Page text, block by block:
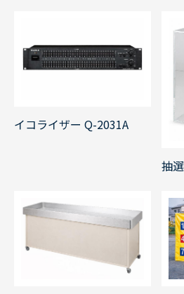
イコライザー Q-2031A
抽